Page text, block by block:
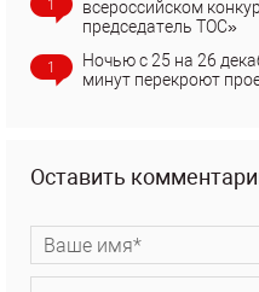
1
всероссийском
председатель ТОС»
1
Ночью с 25 на 26
минут перекроют
Оставить